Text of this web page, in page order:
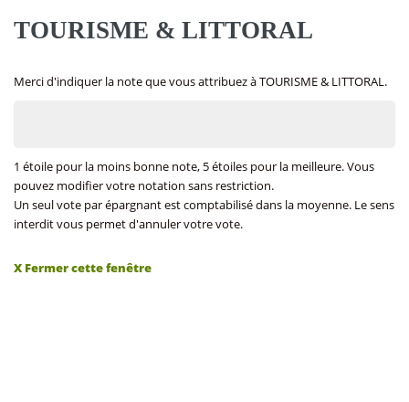
TOURISME & LITTORAL
Merci d'indiquer la note que vous attribuez à TOURISME & LITTORAL.
1 étoile pour la moins bonne note, 5 étoiles pour la meilleure. Vous
pouvez modifier votre notation sans restriction.
Un seul vote par épargnant est comptabilisé dans la moyenne. Le sens
interdit vous permet d'annuler votre vote.
X Fermer cette fenêtre